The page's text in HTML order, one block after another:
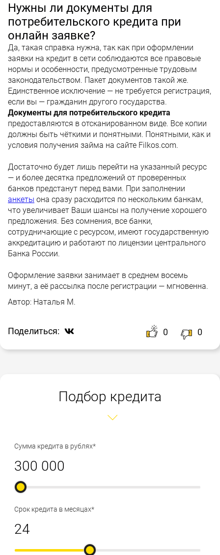
Нужны ли документы для
потребительского кредита при
онлайн заявке?
Да, такая справка нужна, так как при оформлении
заявки на кредит в сети соблюдаются все правовые
нормы и особенности, предусмотренные трудовым
законодательством. Пакет документов такой же.
Единственное исключение — не требуется регистрация,
если вы — гражданин другого государства.
Документы для потребительского кредита
предоставляются в отсканированном виде. Все копии
должны быть чёткими и понятными. Понятными, как и
условия получения займа на сайте Filkos.com.
Достаточно будет лишь перейти на указанный ресурс
— и более десятка предложений от проверенных
банков предстанут перед вами. При заполнении
анкеты она сразу расходится по нескольким банкам,
что увеличивает Ваши шансы на получение хорошего
предложения. Без сомнения, все банки,
сотрудничающие с ресурсом, имеют государственную
аккредитацию и работают по лицензии центрального
Банка России.
Оформление заявки занимает в среднем восемь
минут, а её рассылка после регистрации — мгновенна.
Автор: Наталья М.
Поделиться: 0 0
Подбор кредита
Сумма кредита в рублях*
Срок кредита в месяцах*